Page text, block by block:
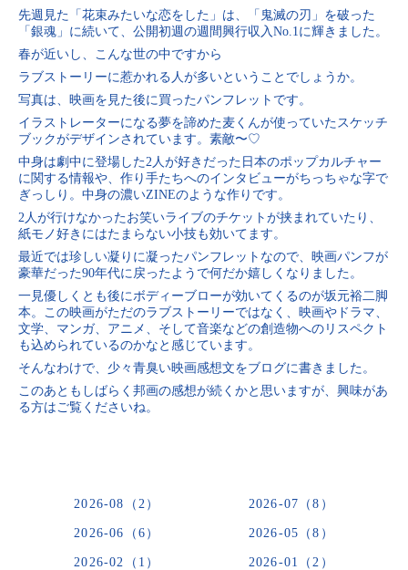
先週見た「花束みたいな恋をした」は、「鬼滅の刃」を破った
「銀魂」に続いて、公開初週の週間興行収入No.1に輝きました。
春が近いし、こんな世の中ですから
ラブストーリーに惹かれる人が多いということでしょうか。
写真は、映画を見た後に買ったパンフレットです。
イラストレーターになる夢を諦めた麦くんが使っていたスケッチ
ブックがデザインされています。素敵〜♡
中身は劇中に登場した2人が好きだった日本のポップカルチャー
に関する情報や、作り手たちへのインタビューがちっちゃな字で
ぎっしり。中身の濃いZINEのような作りです。
2人が行けなかったお笑いライブのチケットが挟まれていたり、
紙モノ好きにはたまらない小技も効いてます。
最近では珍しい凝りに凝ったパンフレットなので、映画パンフが
豪華だった90年代に戻ったようで何だか嬉しくなりました。
一見優しくとも後にボディーブローが効いてくるのが坂元裕二脚
本。この映画がただのラブストーリーではなく、映画やドラマ、
文学、マンガ、アニメ、そして音楽などの創造物へのリスペクト
も込められているのかなと感じています。
そんなわけで、少々青臭い映画感想文をブログに書きました。
このあともしばらく邦画の感想が続くかと思いますが、興味があ
る方はご覧くださいね。
2026-08（2） 2026-07（8）
2026-06（6） 2026-05（8）
2026-02（1） 2026-01（2）